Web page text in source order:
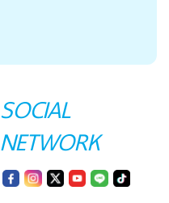
SOCIAL
NETWORK